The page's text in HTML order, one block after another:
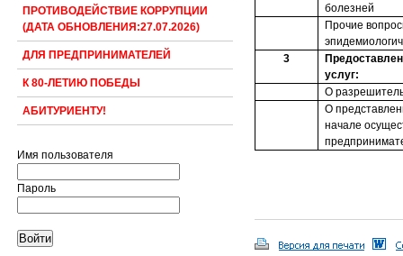
ПРОТИВОДЕЙСТВИЕ КОРРУПЦИИ
(ДАТА ОБНОВЛЕНИЯ:27.07.2026)
ДЛЯ ПРЕДПРИНИМАТЕЛЕЙ
К 80-ЛЕТИЮ ПОБЕДЫ
АБИТУРИЕНТУ!
Имя пользователя
Пароль
болезней
Прочие
3
услуг:
О
О
начале